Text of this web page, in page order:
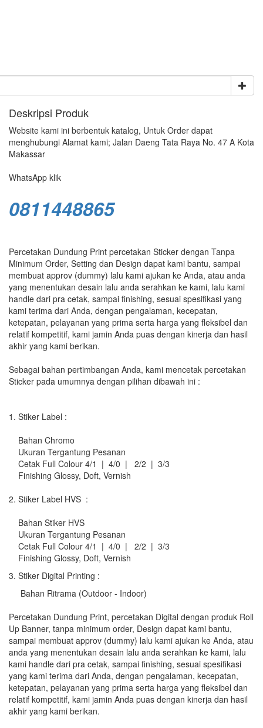
Deskripsi Produk
Website kami ini berbentuk katalog, Untuk Order dapat
menghubungi Alamat kami; Jalan Daeng Tata Raya No. 47 A Kota
Makassar
WhatsApp klik
0811448865
Percetakan Dundung Print percetakan Sticker dengan Tanpa
Minimum Order, Setting dan Design dapat kami bantu, sampai
membuat approv (dummy) lalu kami ajukan ke Anda, atau anda
yang menentukan desain lalu anda serahkan ke kami, lalu kami
handle dari pra cetak, sampai finishing, sesuai spesifikasi yang
kami terima dari Anda, dengan pengalaman, kecepatan,
ketepatan, pelayanan yang prima serta harga yang fleksibel dan
relatif kompetitif, kami jamin Anda puas dengan kinerja dan hasil
akhir yang kami berikan.
Sebagai bahan pertimbangan Anda, kami mencetak percetakan
Sticker pada umumnya dengan pilihan dibawah ini :
1. Stiker Label :
Bahan Chromo
Ukuran Tergantung Pesanan
Cetak Full Colour 4/1 | 4/0 | 2/2 | 3/3
Finishing Glossy, Doft, Vernish
2. Stiker Label HVS :
Bahan Stiker HVS
Ukuran Tergantung Pesanan
Cetak Full Colour 4/1 | 4/0 | 2/2 | 3/3
Finishing Glossy, Doft, Vernish
3. Stiker Digital Printing :
Bahan Ritrama (Outdoor - Indoor)
Percetakan Dundung Print, percetakan Digital dengan produk Roll
Up Banner, tanpa minimum order, Design dapat kami bantu,
sampai membuat approv (dummy) lalu kami ajukan ke Anda, atau
anda yang menentukan desain lalu anda serahkan ke kami, lalu
kami handle dari pra cetak, sampai finishing, sesuai spesifikasi
yang kami terima dari Anda, dengan pengalaman, kecepatan,
ketepatan, pelayanan yang prima serta harga yang fleksibel dan
relatif kompetitif, kami jamin Anda puas dengan kinerja dan hasil
akhir yang kami berikan.